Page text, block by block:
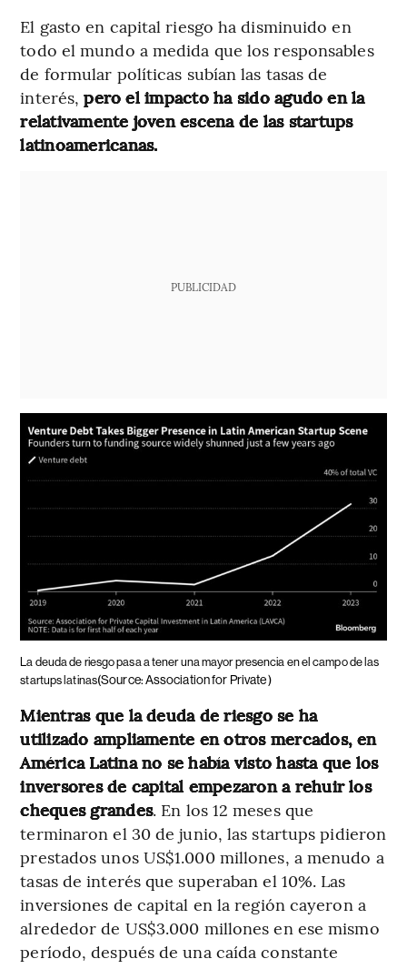
El gasto en capital riesgo ha disminuido en
todo el mundo a medida que los responsables
de formular políticas subían las tasas de
interés,pero el impacto ha sido agudo en la
relativamente joven escena de las startups
latinoamericanas.
PUBLICIDAD
La deuda de riesgo pasa a tener una mayor presencia en el campo de las
startups latinas(Source: Association for Private )
Mientras que la deuda de riesgo se ha
utilizado ampliamente en otros mercados, en
América Latina no se había visto hasta que los
inversores de capital empezaron a rehuir los
cheques grandes. En los 12 meses que
terminaron el 30 de junio, las startups pidieron
prestados unos US$1.000 millones, a menudo a
tasas de interés que superaban el 10%. Las
inversiones de capital en la región cayeron a
alrededor de US$3.000 millones en ese mismo
período, después de una caída constante